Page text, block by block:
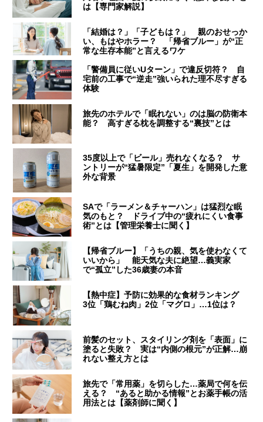
は【専門家解説】
「結婚は？」「子どもは？」 親のおせっか
い、もはやホラー？ 「帰省ブルー」が“正
常な生存本能”と言えるワケ
「警備員に従いUターン」で違反切符？ 自
宅前の工事で“逆走”強いられた理不尽すぎる
体験
旅先のホテルで「眠れない」のは脳の防衛本
能？ 高すぎる枕を調整する“裏技”とは
35度以上で「ビール」売れなくなる？ サ
ントリーが“猛暑限定”「夏生」を開発した意
外な背景
SAで「ラーメン＆チャーハン」は猛烈な眠
気のもと？ ドライブ中の“疲れにくい食事
術”とは【管理栄養士に聞く】
【帰省ブルー】「うちの親、気を使わなくて
いいから」 能天気な夫に絶望…義実家
で“孤立”した36歳妻の本音
【熱中症】予防に効果的な食材ランキング
3位「鶏むね肉」2位「マグロ」…1位は？
前髪のセット、スタイリング剤を「表面」に
塗ると失敗？ 実は“内側の根元”が正解…崩
れない整え方とは
旅先で「常用薬」を切らした…薬局で何を伝
える？ “あると助かる情報”とお薬手帳の活
用法とは【薬剤師に聞く】